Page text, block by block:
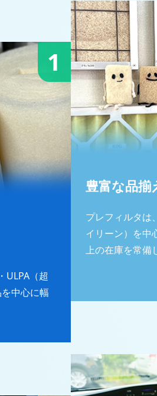
1
ULPA（超
中心に幅
豊富な品揃
プレフィルタは
イリーン）を中
上の在庫を常備